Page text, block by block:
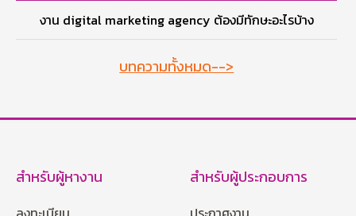
งาน digital marketing agency ต้องมีทักษะอะไรบ้าง
บทความทั้งหมด-->
สำหรับผู้หางาน สำหรับผู้ประกอบการ